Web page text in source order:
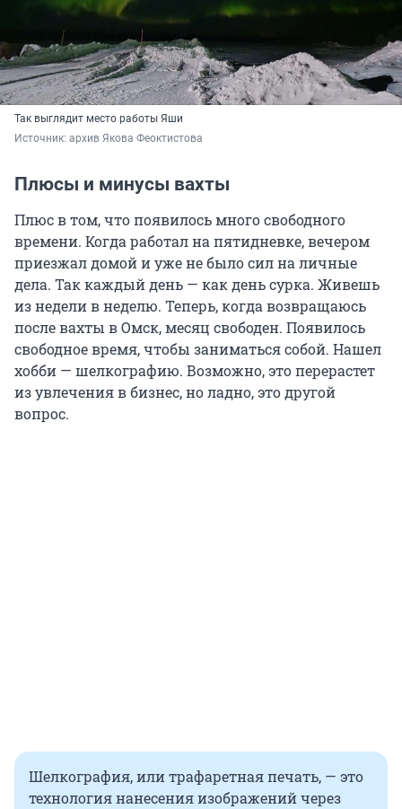
Так выглядит место работы Яши
Источник: архив Якова Феоктистова
Плюсы и минусы вахты
Плюс в том, что появилось много свободного
времени. Когда работал на пятидневке, вечером
приезжал домой и уже не было сил на личные
дела. Так каждый день — как день сурка. Живешь
из недели в неделю. Теперь, когда возвращаюсь
после вахты в Омск, месяц свободен. Появилось
свободное время, чтобы заниматься собой. Нашел
хобби — шелкографию. Возможно, это перерастет
из увлечения в бизнес, но ладно, это другой
вопрос.
Шелкография, или трафаретная печать, — это
технология нанесения изображений через